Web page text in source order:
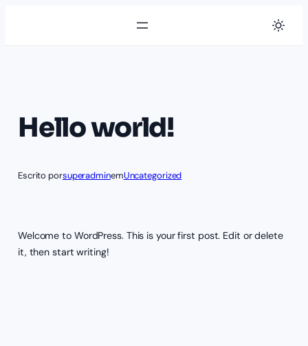
Hello world!
Escrito porsuperadminemUncategorized
Welcome to WordPress. This is your first post. Edit or delete
it, then start writing!